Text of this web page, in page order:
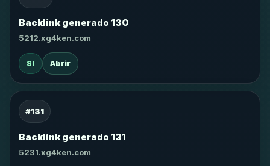
Backlink generado 130
5212.xg4ken.com
SI Abrir
#131
Backlink generado 131
5231.xg4ken.com